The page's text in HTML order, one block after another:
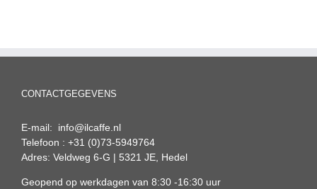
CONTACTGEGEVENS
E-mail: info@ilcaffe.nl
Telefoon : +31 (0)73-5949764
Adres: Veldweg 6-G | 5321 JE, Hedel
Geopend op werkdagen van 8:30 -16:30 uur